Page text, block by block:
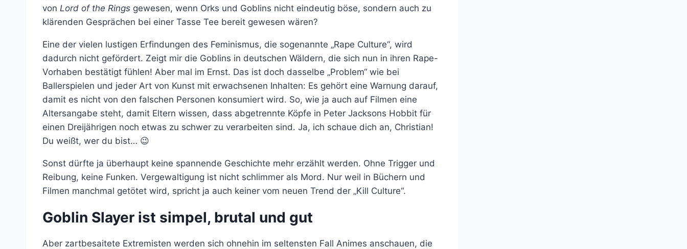
von Lord of the Rings gewesen, wenn Orks und Goblins nicht eindeutig böse, sondern auch zu
klärenden Gesprächen bei einer Tasse Tee bereit gewesen wären?
Eine der vielen lustigen Erfindungen des Feminismus, die sogenannte „Rape Culture“, wird
dadurch nicht gefördert. Zeigt mir die Goblins in deutschen Wäldern, die sich nun in ihren Rape-
Vorhaben bestätigt fühlen! Aber mal im Ernst. Das ist doch dasselbe „Problem“ wie bei
Ballerspielen und jeder Art von Kunst mit erwachsenen Inhalten: Es gehört eine Warnung darauf,
damit es nicht von den falschen Personen konsumiert wird. So, wie ja auch auf Filmen eine
Altersangabe steht, damit Eltern wissen, dass abgetrennte Köpfe in Peter Jacksons Hobbit für
einen Dreijährigen noch etwas zu schwer zu verarbeiten sind. Ja, ich schaue dich an, Christian!
Du weißt, wer du bist… 😉
Sonst dürfte ja überhaupt keine spannende Geschichte mehr erzählt werden. Ohne Trigger und
Reibung, keine Funken. Vergewaltigung ist nicht schlimmer als Mord. Nur weil in Büchern und
Filmen manchmal getötet wird, spricht ja auch keiner vom neuen Trend der „Kill Culture“.
Goblin Slayer ist simpel, brutal und gut
Aber zartbesaitete Extremisten werden sich ohnehin im seltensten Fall Animes anschauen, die